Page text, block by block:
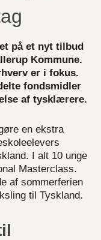
på et nyt tilbud
Kommune.
er i fokus.
fondsmidler
af tysklærere.
en ekstra
I alt 10 unge
Masterclass.
af sommerferien
til Tyskland.